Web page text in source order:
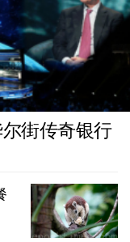
街传奇银行